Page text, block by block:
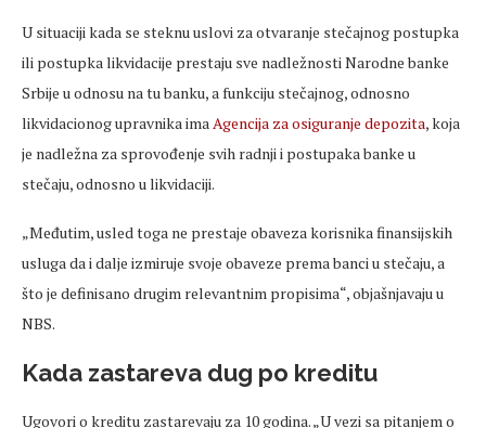
U situaciji kada se steknu uslovi za otvaranje stečajnog postupka
ili postupka likvidacije prestaju sve nadležnosti Narodne banke
Srbije u odnosu na tu banku, a funkciju stečajnog, odnosno
likvidacionog upravnika imaAgencija za osiguranje depozita, koja
je nadležna za sprovođenje svih radnji i postupaka banke u
stečaju, odnosno u likvidaciji.
„Međutim, usled toga ne prestaje obaveza korisnika finansijskih
usluga da i dalje izmiruje svoje obaveze prema banci u stečaju, a
što je definisano drugim relevantnim propisima“, objašnjavaju u
NBS.
Kada zastareva dug po kreditu
Ugovori o kreditu zastarevaju za 10 godina. „U vezi sa pitanjem o